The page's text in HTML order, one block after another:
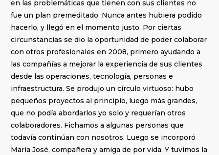
en las problemáticas que tienen con sus clientes no
fue un plan premeditado. Nunca antes hubiera podido
hacerlo, y llegó en el momento justo. Por ciertas
circunstancias se dio la oportunidad de poder colaborar
con otros profesionales en 2008, primero ayudando a
las compañías a mejorar la experiencia de sus clientes
desde las operaciones, tecnología, personas e
infraestructura. Se produjo un círculo virtuoso: hubo
pequeños proyectos al principio, luego más grandes,
que no podía abordarlos yo solo y requerían otros
colaboradores. Fichamos a algunas personas que
todavía continúan con nosotros. Luego se incorporó
María José, compañera y amiga de por vida. Y tuvimos la